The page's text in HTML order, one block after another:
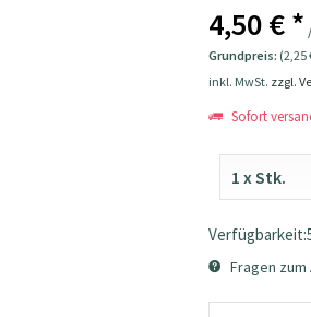
4,50 € *
Grundpreis: (2,25
inkl. MwSt. zzgl.
Sofort
Fragen zum